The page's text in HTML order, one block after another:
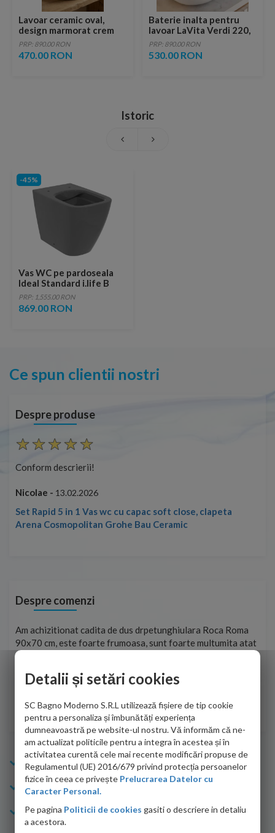
Lavoar ceramic oval,
design marmorat crem
lucios cu vene aurii,
ventil inclus
PRP: 890.00 RON
470.00 RON
Baterie inalta pentru
lavoar LaVita Verdi 220,
fara ventil, brushed
copper
PRP: 890.00 RON
530.00 RON
Istoric
-45%
Vas WC pe pardoseala
Ideal Standard i.life B
BTW rimless gri lucios
PRP: 1,555.00 RON
869.00 RON
Ce spun clientii nostri
Despre produse
Conform descrierii!
Nicolae - 13.02.2026
Set Rapid 5 in 1 Vas wc cu capac soft close, clapeta
Arena Cosmopolitan Grohe Bau Ceramic
Despre comenzi
Am achizitionat cadita de dus drpetunghiulara Roca Roma
90x70 cm, este foarte frumoasa, sunt foarte multumita atat
de personalul firmei dvs. cu care am colaborat in obtinerea
adus coletul in siguranta.Numai bine, va doresc!
Sofrone Viviana -28.07.2026
Info Bagno
Cumparaturi
Suport clienti
Detalii și setări cookies
SC Bagno Moderno S.R.L utilizează fișiere de tip cookie
pentru a personaliza și îmbunătăți experiența
dumneavoastră pe website-ul nostru. Vă informăm că ne-
am actualizat politicile pentru a integra în acestea și în
activitatea curentă cele mai recente modificări propuse de
Regulamentul (UE) 2016/679 privind protecția persoanelor
fizice în ceea ce privește Prelucrarea Datelor cu
Caracter Personal.
Pe pagina Politicii de cookies gasiti o descriere in detaliu
a acestora.